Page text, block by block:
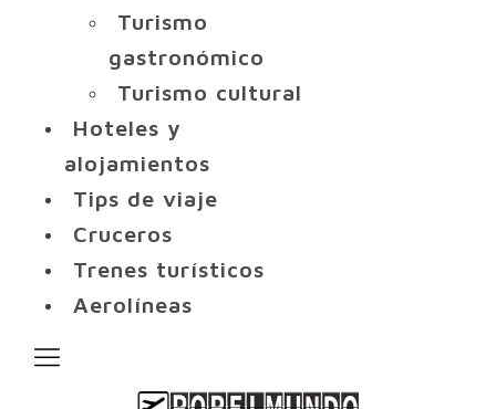
Turismo
gastronómico
Turismo cultural
Hoteles y
alojamientos
Tips de viaje
Cruceros
Trenes turísticos
Aerolíneas